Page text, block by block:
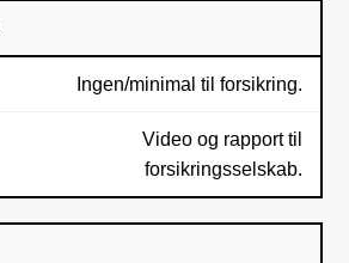
Ingen/minimal til forsikring.
Video og rapport til
forsikringsselskab.